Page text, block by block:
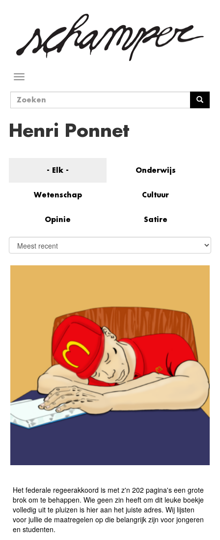
inhoud
Navigatie
Zoekveld
Henri Ponnet
- Elk - Onderwijs
Wetenschap Cultuur
Opinie Satire
Het federale regeerakkoord is met z'n 202 pagina's een grote
brok om te behappen. Wie geen zin heeft om dit leuke boekje
volledig uit te pluizen is hier aan het juiste adres. Wij lijsten
voor jullie de maatregelen op die belangrijk zijn voor jongeren
en studenten.